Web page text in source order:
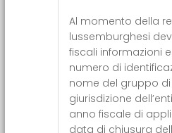
Al momento della
lussemburghesi
fiscali informazioni
numero di
nome del gruppo
giurisdizione
anno fiscale di
data di chiusura